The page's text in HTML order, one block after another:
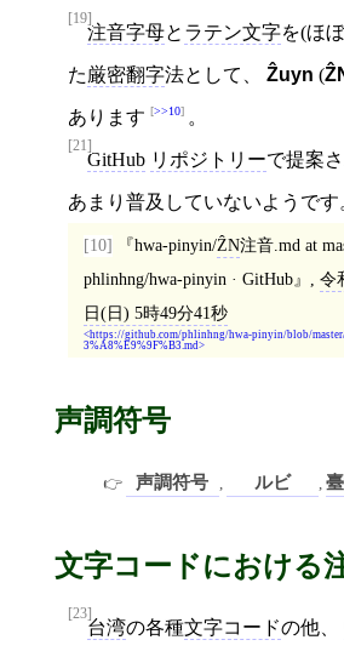
[19]
注音字母と ラテン文字を(ほ
た厳密翻字法として、 Ẑuyn (
あります >>10 。
[21]
GitHub リポジトリーで提案
あまり普及していないようです
[10] hwa-pinyin/ẐN注音.md at
phlinhng/hwa-pinyin · GitHub
, 令
日(日) 5時49分41秒
https://github.com/phlinhng/hwa-pinyin/blob/
3%A8%E9%9F%B3.md
声調符号
声調符号 , ルビ ,
文字コードにおける
[23]
台湾の各種文字コードの他、